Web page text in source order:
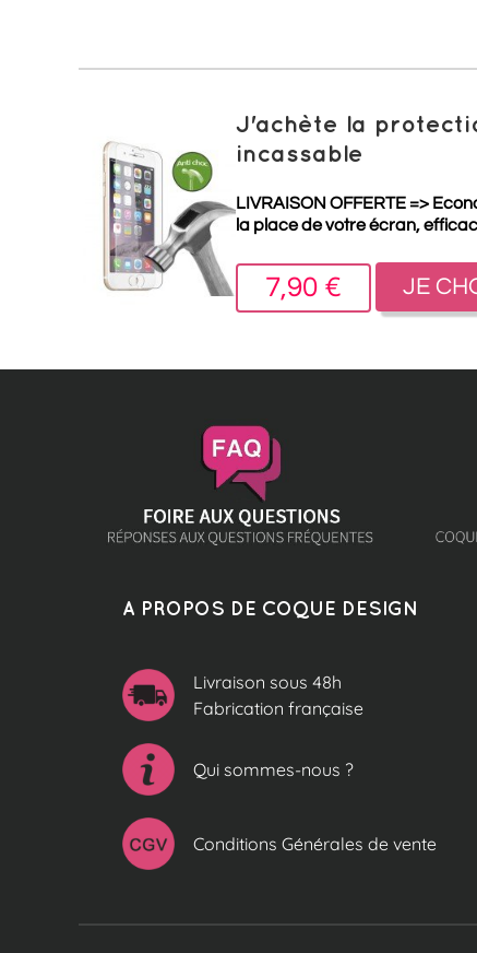
J'achète la
incassable
LIVRAISON OFFERTE =>
la place de votre écran,
7,90 € JE
A PROPOS DE COQUE DESIGN
Livraison sous 48h
Fabrication française
Qui sommes-nous ?
Conditions Générales de vente